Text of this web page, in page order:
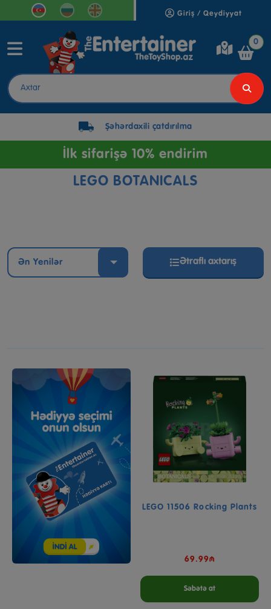
Giriş / Qeydiyyat
0
Şəhərdaxili çatdırılma
İlk sifarişə 10% endirim
LEGO BOTANICALS
Ən Yenilər Ətraflı axtarış
LEGO 11506 Rocking Plants
69.99₼
Səbətə at